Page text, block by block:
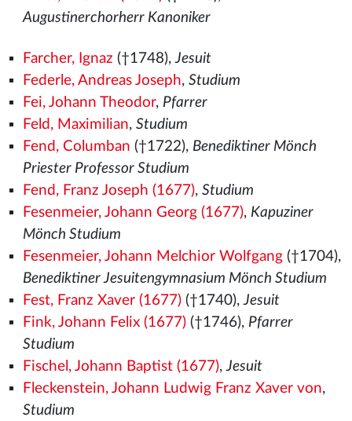
Augustinerchorherr Kanoniker
Farcher, Ignaz (†1748),Jesuit
Federle, Andreas Joseph, Studium
Fei, Johann Theodor, Pfarrer
Feld, Maximilian, Studium
Fend, Columban (†1722), Benediktiner Mönch
Priester Professor Studium
Fend, Franz Joseph (1677), Studium
Fesenmeier, Johann Georg (1677), Kapuziner
Mönch Studium
Fesenmeier, Johann Melchior Wolfgang(†1704),
Benediktiner Jesuitengymnasium Mönch Studium
Fest, Franz Xaver (1677)(†1740),Jesuit
Fink, Johann Felix (1677)(†1746), Pfarrer
Studium
Fischel, Johann Baptist (1677),Jesuit
Fleckenstein, Johann Ludwig Franz Xaver von,
Studium